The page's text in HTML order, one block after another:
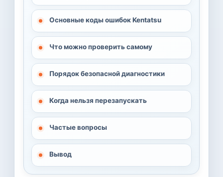
Основные коды ошибок Kentatsu
Что можно проверить самому
Порядок безопасной диагностики
Когда нельзя перезапускать
Частые вопросы
Вывод